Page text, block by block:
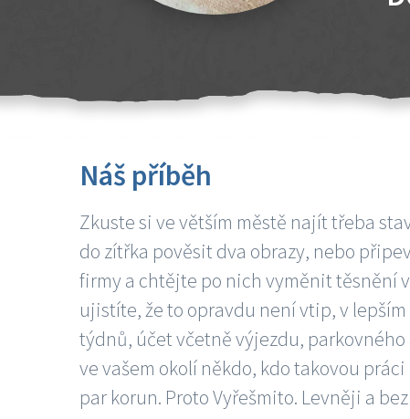
Náš příběh
Zkuste si ve větším městě najít třeba
do zítřka pověsit dva obrazy, nebo
firmy a chtějte po nich vyměnit těsnění
ujistíte, že to opravdu není vtip, v
týdnů, účet včetně výjezdu,
ve vašem okolí někdo, kdo takovou
par korun. Proto Vyřešmito. Levněji a